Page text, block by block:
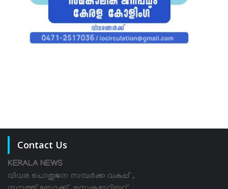
Contact Us
KERALA NEWS
വിവര പൊതുജന സമ്പര്‍ക്ക വകുപ്പ് ,